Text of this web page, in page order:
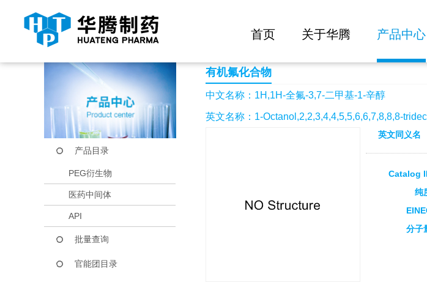
首页 关于华腾 产品中心
当前位置： 首页 产品中心 1H,1H-全氟-3,7-二甲基-1-辛醇
产品目录
PEG衍生物
医药中间体
API
批量查询
官能团目录
有机氟化合物
中文名称：1H,1H-全氟-3,7-二甲基-1-辛醇
英文名称：1-Octanol,2,2,3,4,4,5,5,6,6,7,8,8,8-
英文同义名
Catalog
纯
分子